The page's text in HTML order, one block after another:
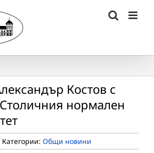
Костов с
нормален
Категории: Общи новини